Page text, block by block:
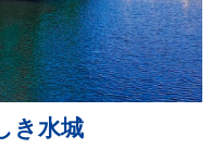
き水城